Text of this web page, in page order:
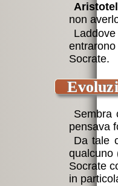
non
Socrate.
Sembra
pensava
Da tale
qualcuno
Socrate
in